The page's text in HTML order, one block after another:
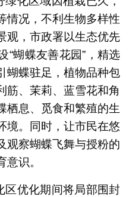
境打造适合蝴蝶栖息空间
)
情况，不利生物多样性
观，市政署以生态优先
“蝴蝶友善花园”，精选
蝴蝶驻足，植物品种包
筋、茉莉、蓝雪花和角
栖息、觅食和繁殖的生
境。同时，让市民在悠
观察蝴蝶飞舞与授粉的
识。
区优化期间将局部围封